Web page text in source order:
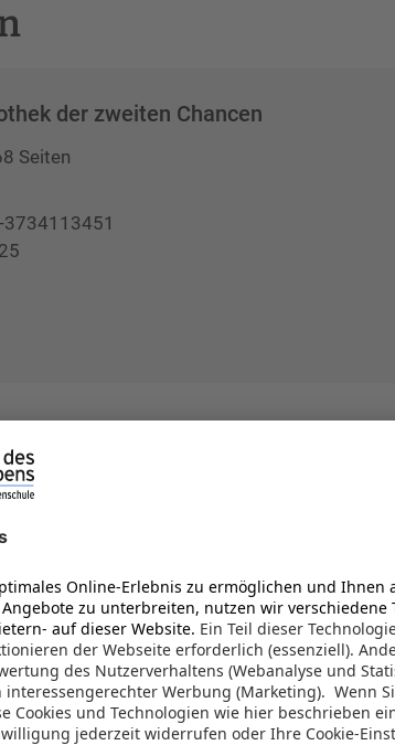
der zweiten Chancen
Seiten
3734113451
der Hebammen - Ellas Entscheidung
2022